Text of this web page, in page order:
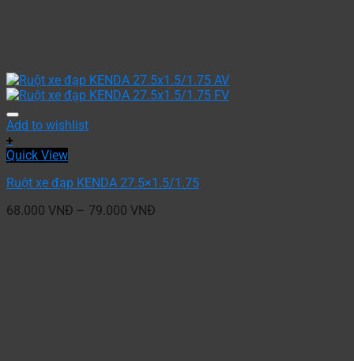
Add to wishlist
+
Quick View
Ruột xe đạp KENDA 27.5×1.5/1.75
68.000 VNĐ – 79.000 VNĐ